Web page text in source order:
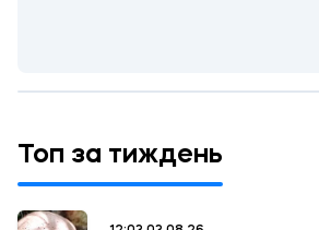
Топ за тиждень